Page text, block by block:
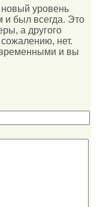
новый уровень
и был всегда. Это
а другого
нет.
временными и вы